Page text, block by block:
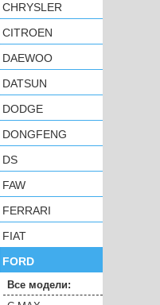
CHRYSLER
CITROEN
DAEWOO
DATSUN
DODGE
DONGFENG
DS
FAW
FERRARI
FIAT
FORD
Все модели: